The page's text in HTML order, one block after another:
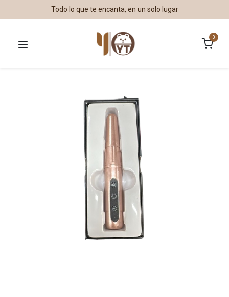
Todo lo que te encanta, en un solo lugar
0